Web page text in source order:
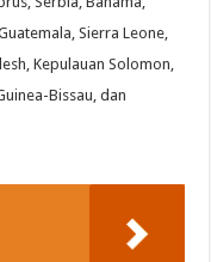
Sierra Leone,
Kepulauan Solomon,
Bissau, dan